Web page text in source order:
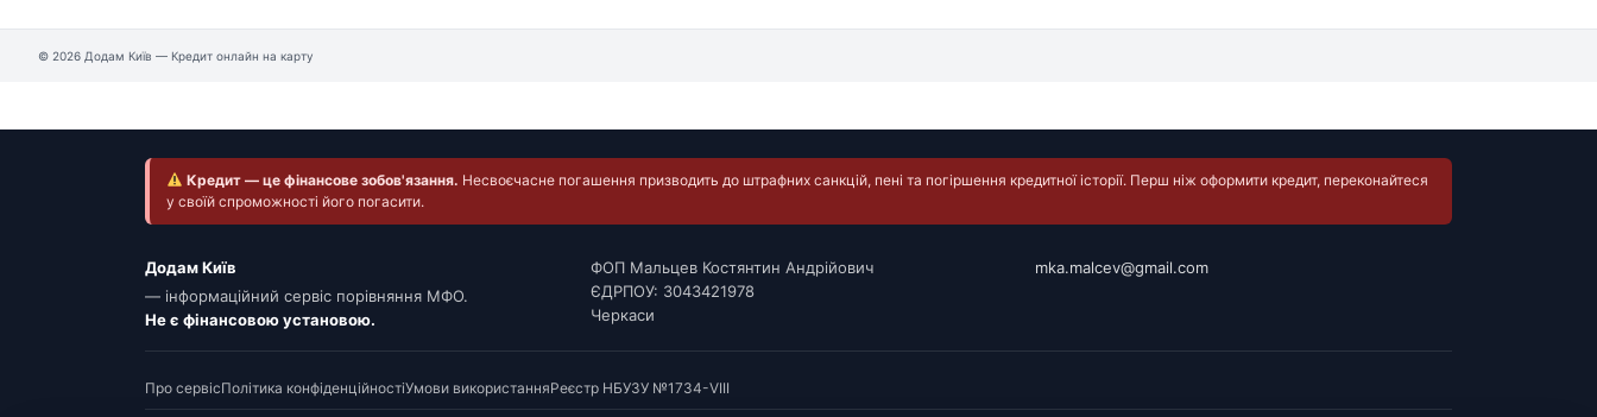
© 2026 Додам Київ — Кредит онлайн на карту
Кредит — це фінансове зобов'язання. Несвоєчасне погашення призводить до штрафних санкцій, пені та погіршення кредитної історії. Перш ніж оформити кредит, переконайтеся
у своїй спроможності його погасити.
Додам Київ
— інформаційний сервіс порівняння МФО.
Не є фінансовою установою.
ФОП Мальцев Костянтин Андрійович
ЄДРПОУ: 3043421978
Черкаси
mka.malcev@gmail.com
Про сервісПолітика конфіденційностіУмови використанняРеєстр НБУЗУ №1734-VIII